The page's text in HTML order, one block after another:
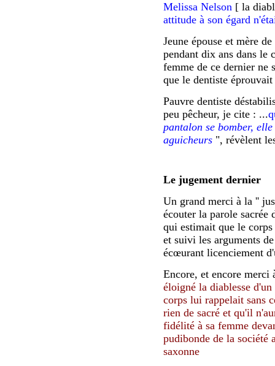
Melissa Nelson [ la
attitude à son égard
Jeune épouse et mère
pendant dix ans dans le
femme de ce dernier ne
que le dentiste
Pauvre dentiste
peu pêcheur, je cite : ...
pantalon se bomber,
aguicheurs ", révèlent
Le jugement dernier
Un grand merci à la ''
écouter la parole sacrée
qui estimait que le
et suivi les arguments
écœurant licenciement
Encore, et encore
éloigné la diablesse
corps lui rappelait sans
rien de sacré et qu'il
fidélité à sa femme
pudibonde de la société
saxonne